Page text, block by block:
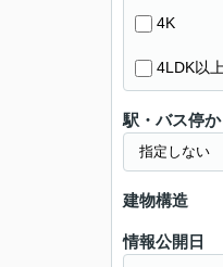
4K
4LDK以上
駅・バス停
建物構造
情報公開日